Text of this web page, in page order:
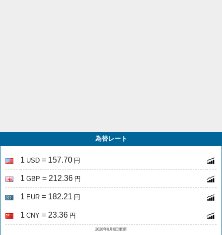
為替レート
1 USD = 157.70 円
1 GBP = 212.36 円
1 EUR = 182.21 円
1 CNY = 23.36 円
2026年8月6日更新